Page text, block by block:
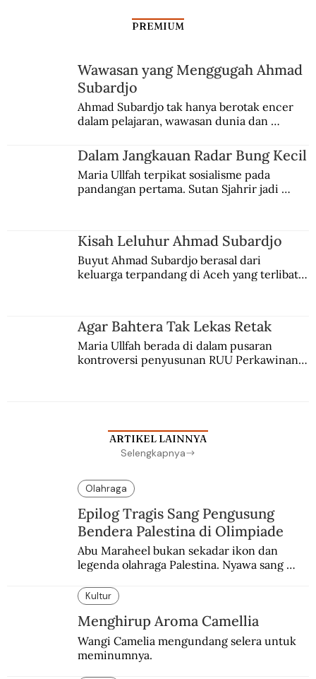
PREMIUM
Wawasan yang Menggugah Ahmad
Subardjo
Ahmad Subardjo tak hanya berotak encer
dalam pelajaran, wawasan dunia dan
Jules Verne, Multatuli, hingga Sun Yat-sen.
Dalam Jangkauan Radar Bung Kecil
Maria Ullfah terpikat sosialisme pada
pandangan pertama. Sutan Sjahrir jadi
Kisah Leluhur Ahmad Subardjo
Buyut Ahmad Subardjo berasal dari
keluarga terpandang di Aceh yang terlibat
Agar Bahtera Tak Lekas Retak
Maria Ullfah berada di dalam pusaran
kontroversi penyusunan RUU Perkawinan.
ARTIKEL LAINNYA
Selengkapnya
Olahraga
Epilog Tragis Sang Pengusung
Bendera Palestina di Olimpiade
Abu Maraheel bukan sekadar ikon dan
legenda olahraga Palestina. Nyawa sang
memblokade Rafah.
Kultur
Menghirup Aroma Camellia
Wangi Camelia mengundang selera untuk
meminumnya.